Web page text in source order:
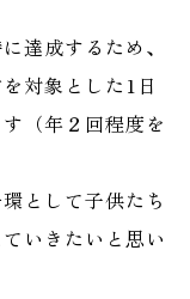
達成するため、
対象とした1日
（年２回程度を
として子供たち
いきたいと思い